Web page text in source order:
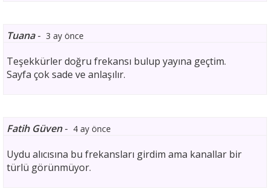
Tuana- 3 ay önce
Teşekkürler doğru frekansı bulup yayına geçtim.
Sayfa çok sade ve anlaşılır.
Fatih Güven- 4 ay önce
Uydu alıcısına bu frekansları girdim ama kanallar bir
türlü görünmüyor.